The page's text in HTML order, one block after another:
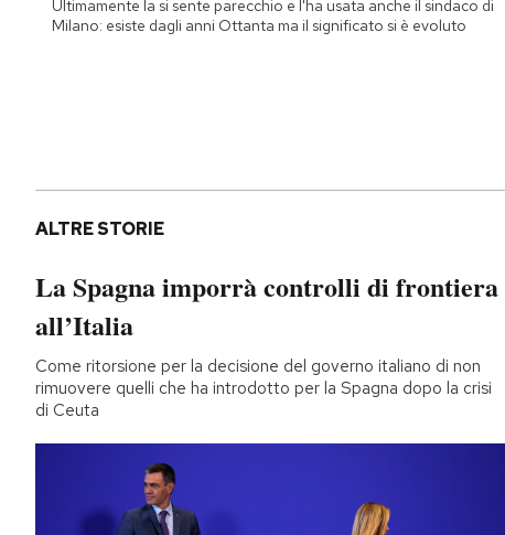
Ultimamente la si sente parecchio e l'ha usata anche il sindaco di
Milano: esiste dagli anni Ottanta ma il significato si è evoluto
ALTRE STORIE
La Spagna imporrà controlli di frontiera
all’Italia
Come ritorsione per la decisione del governo italiano di non
rimuovere quelli che ha introdotto per la Spagna dopo la crisi
di Ceuta